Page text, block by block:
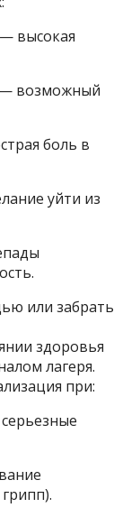
высокая
— возможный
боль в
уйти из
или забрать
здоровья
лагеря.
при: